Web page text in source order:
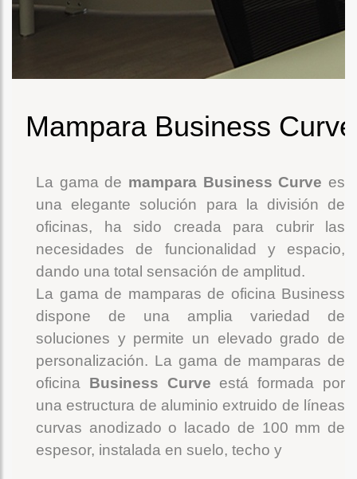
Mampara Business Curve
La gama de mampara Business Curve es
una elegante solución para la división de
oficinas, ha sido creada para cubrir las
necesidades de funcionalidad y espacio,
dando una total sensación de amplitud.
La gama de mamparas de oficina Business
dispone de una amplia variedad de
soluciones y permite un elevado grado de
personalización. La gama de mamparas de
oficina Business Curve está formada por
una estructura de aluminio extruido de líneas
curvas anodizado o lacado de 100 mm de
espesor, instalada en suelo, techo y